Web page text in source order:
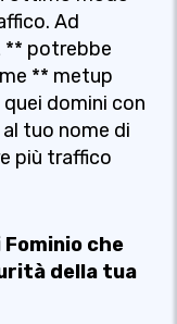
Ad
** potrebbe
** metup
quei domini con
tuo nome di
più traffico
Fominio che
della tua